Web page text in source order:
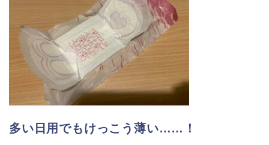
多い日用でもけっこう薄い……！